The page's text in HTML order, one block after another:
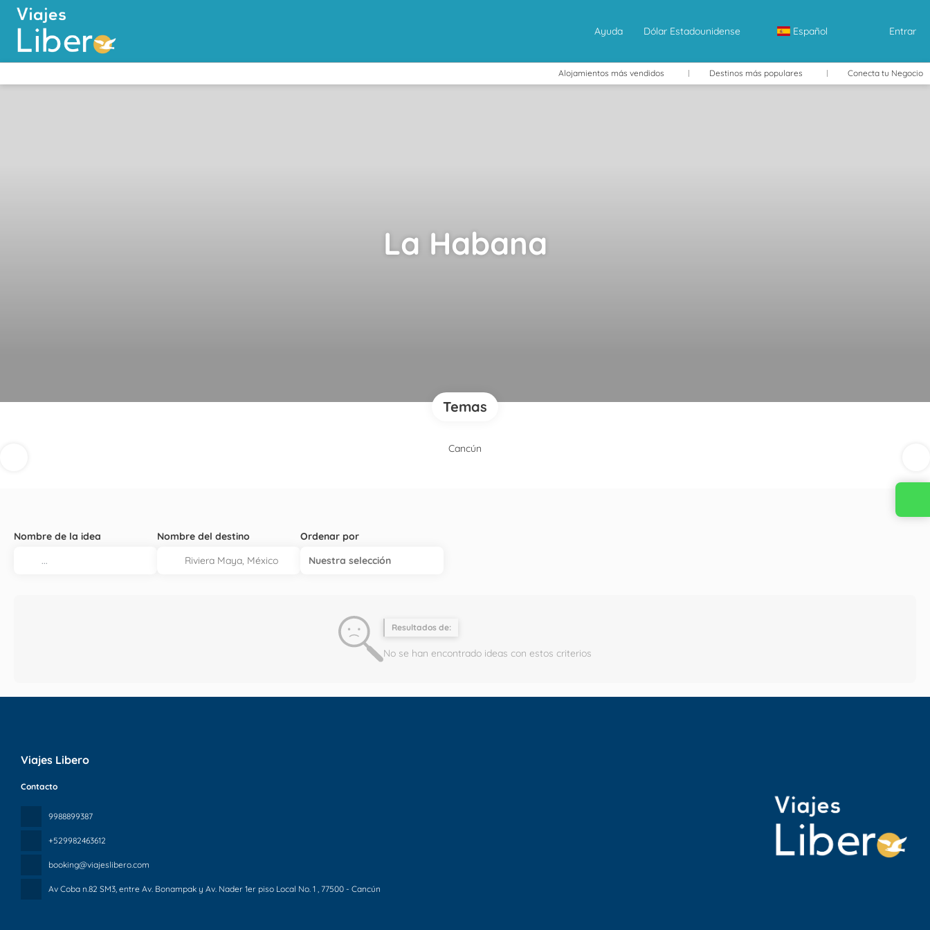
Ayuda Dólar Estadounidense Español Entrar
Alojamientos más vendidos Destinos más populares Conecta tu Negocio
La Habana
Temas
Cancún
Nombre de la idea Nombre del destino
Ordenar por
Nuestra selección
Resultados de:
No se han encontrado ideas con estos criterios
Viajes Libero
Contacto
9988899387
+529982463612
booking@viajeslibero.com
Av Coba n.82 SM3, entre Av. Bonampak y Av. Nader 1er piso Local No. 1 , 77500 - Cancún